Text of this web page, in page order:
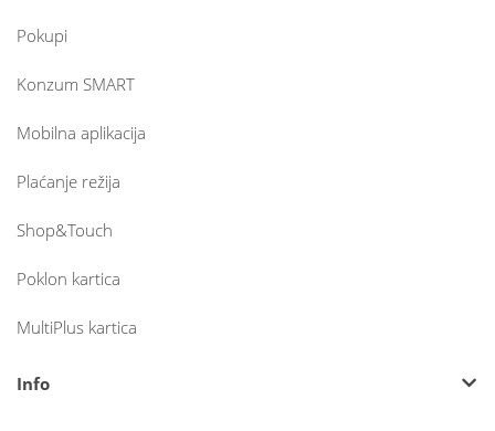
Pokupi
Konzum SMART
Mobilna aplikacija
Plaćanje režija
Shop&Touch
Poklon kartica
MultiPlus kartica
Info